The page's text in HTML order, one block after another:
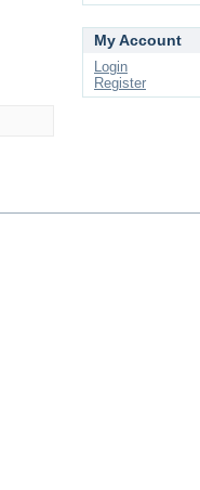
My Account
Login
Register